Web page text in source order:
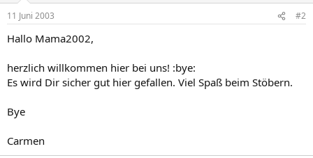
11 Juni 2003 #2
Hallo Mama2002,
herzlich willkommen hier bei uns! :bye:
Es wird Dir sicher gut hier gefallen. Viel Spaß beim Stöbern.
Bye
Carmen